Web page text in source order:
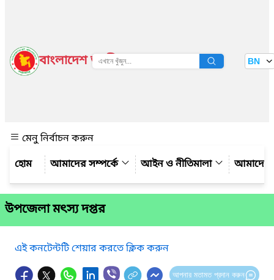
বাংলাদেশ জাতীয় তথ্য বাতায়ন BN
মেনু নির্বাচন করুন
আমাদের সম্পর্কে
আইন ও নীতিমালা আমাদের
উপজেলা মৎস্য দপ্তর
এই কনটেন্টটি শেয়ার করতে ক্লিক করুন
আপনার মতামত প্রদান করুন